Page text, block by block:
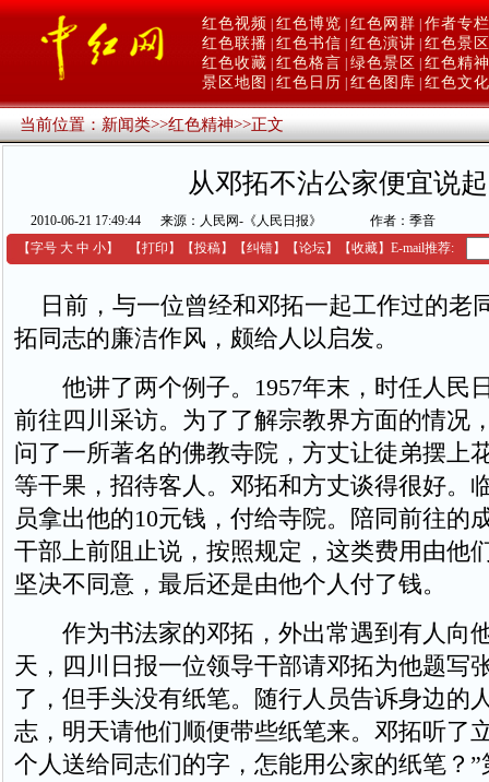
红色视频 红色博览 红色网群 作者专栏
红色联播 红色书信 红色演讲 红色景区
红色收藏 红色格言 绿色景区
红色精神
景区地图
红色日历 红色图库 红色文化
当前位置：新闻类>>红色精神>>正文
从邓拓不沾公家便宜说起
2010-06-21 17:49:44 来源：人民网-《人民日报》
作者：季音
【字号 大 中 小】 【打印 】 【投稿】 【纠错】 【论坛】 【收藏】 E-mail推荐:
日前，与一位曾经和邓拓一起工作过的老
拓同志的廉洁作风，颇给人以启发。
他讲了两个例子。1957年末，时任人民
前往四川采访。为了了解宗教界方面的情况
问了一所著名的佛教寺院，方丈让徒弟摆上
等干果，招待客人。邓拓和方丈谈得很好。
员拿出他的10元钱，付给寺院。陪同前往的
干部上前阻止说，按照规定，这类费用由他
坚决不同意，最后还是由他个人付了钱。
作为书法家的邓拓，外出常遇到有人向
天，四川日报一位领导干部请邓拓为他题写
了，但手头没有纸笔。随行人员告诉身边的
志，明天请他们顺便带些纸笔来。邓拓听了
个人送给同志们的字，怎能用公家的纸笔？